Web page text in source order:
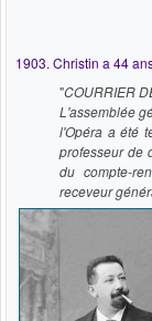
1903. Christin a 44
"COURRIER
L'assemblée
l'Opéra a été
professeur de
du compte-
receveur